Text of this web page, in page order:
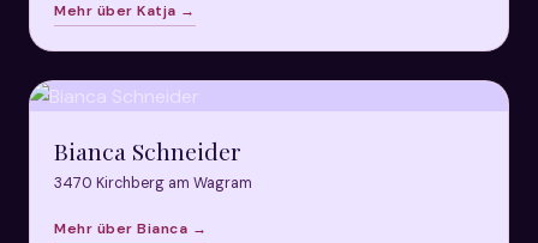
Mehr über Katja →
Bianca Schneider
3470 Kirchberg am Wagram
Mehr über Bianca →